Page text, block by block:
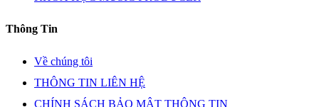
Thông Tin
Về chúng tôi
THÔNG TIN LIÊN HỆ
CHÍNH SÁCH BẢO MẬT THÔNG TIN